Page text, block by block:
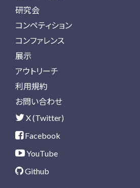
研究会
コンペティション
コンファレンス
展示
アウトリーチ
利用規約
お問い合わせ
X (Twitter)
Facebook
YouTube
Github